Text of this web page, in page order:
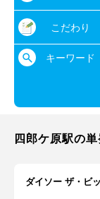
こだわり
キーワード
四郎ケ原駅の
ダイソー ザ・ビ